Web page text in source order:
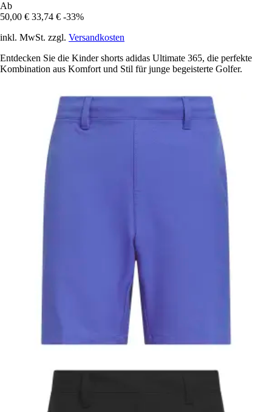
Ab
50,00 € 33,74 € -33%
inkl. MwSt. zzgl. Versandkosten
Entdecken Sie die Kinder shorts adidas Ultimate 365, die perfekte
Kombination aus Komfort und Stil für junge begeisterte Golfer.